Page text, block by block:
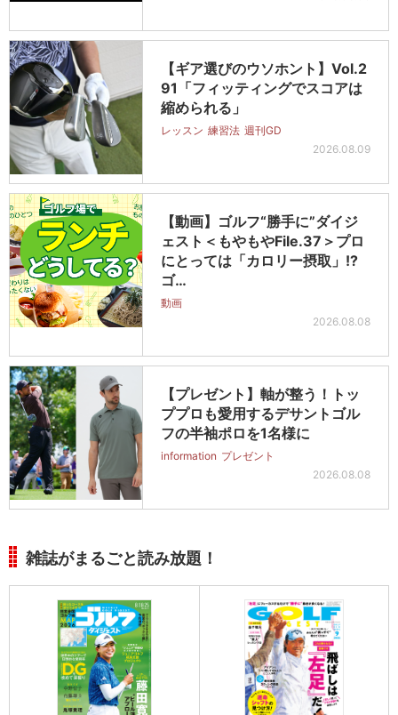
【ギア選びのウソホント】Vol.2
91「フィッティングでスコアは
縮められる」
レッスン 練習法 週刊GD
2026.08.09
【動画】ゴルフ“勝手に”ダイジ
ェスト＜もやもやFile.37＞プロ
にとっては「カロリー摂取」!?
ゴ…
動画
2026.08.08
【プレゼント】軸が整う！トッ
ププロも愛用するデサントゴル
フの半袖ポロを1名様に
information プレゼント
2026.08.08
雑誌がまるごと読み放題！